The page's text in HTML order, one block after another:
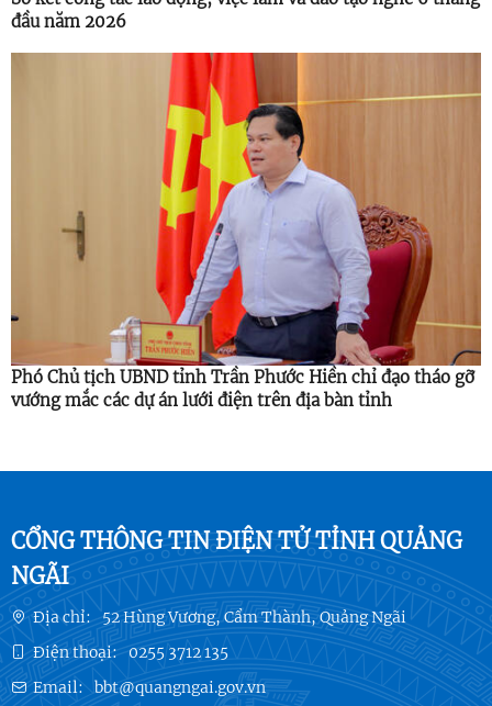
đầu năm 2026
Phó Chủ tịch UBND tỉnh Trần Phước Hiền chỉ đạo tháo gỡ
vướng mắc các dự án lưới điện trên địa bàn tỉnh
CỔNG THÔNG TIN ĐIỆN TỬ TỈNH QUẢNG
NGÃI
Địa chỉ: 52 Hùng Vương, Cẩm Thành, Quảng Ngãi
Điện thoại: 0255 3712 135
Email: bbt@quangngai.gov.vn